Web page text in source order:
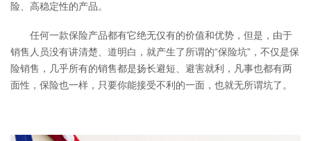
险、高稳定性的产品。
任何一款保险产品都有它绝无仅有的价值和优势，但是，由于
销售人员没有讲清楚、道明白，就产生了所谓的“保险坑”，不仅是保
险销售，几乎所有的销售都是扬长避短、避害就利，凡事也都有两
面性，保险也一样，只要你能接受不利的一面，也就无所谓坑了。